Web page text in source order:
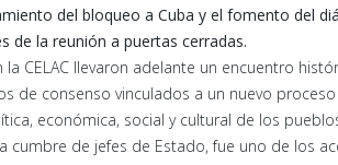
del bloqueo a Cuba y el fomento del
de la reunión a puertas cerradas.
CELAC llevaron adelante un encuentro
de consenso vinculados a un nuevo
económica, social y cultural de los
cumbre de jefes de Estado, fue uno de los